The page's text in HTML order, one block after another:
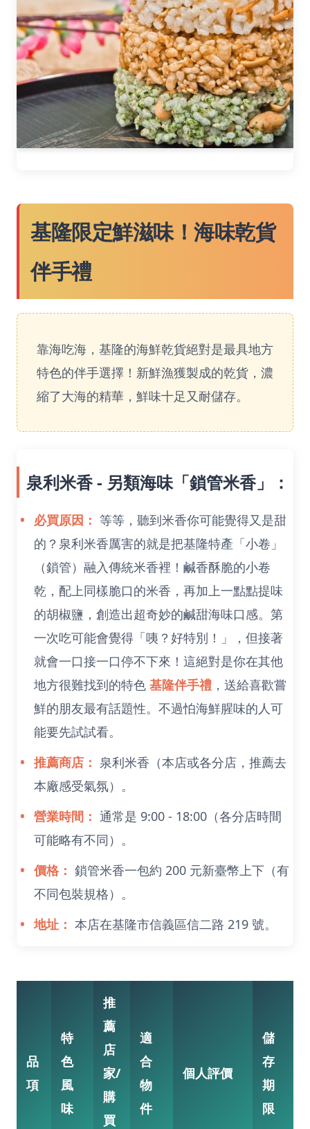
基隆限定鮮滋味！海味乾貨
伴手禮
靠海吃海，基隆的海鮮乾貨絕對是最具地方
特色的伴手選擇！新鮮漁獲製成的乾貨，濃
縮了大海的精華，鮮味十足又耐儲存。
泉利米香 - 另類海味「鎖管米香」：
必買原因： 等等，聽到米香你可能覺得又是甜
的？泉利米香厲害的就是把基隆特產「小卷」
（鎖管）融入傳統米香裡！鹹香酥脆的小卷
乾，配上同樣脆口的米香，再加上一點點提味
的胡椒鹽，創造出超奇妙的鹹甜海味口感。第
一次吃可能會覺得「咦？好特別！」，但接著
就會一口接一口停不下來！這絕對是你在其他
地方很難找到的特色 基隆伴手禮 ，送給喜歡嘗
鮮的朋友最有話題性。不過怕海鮮腥味的人可
能要先試試看。
推薦商店： 泉利米香（本店或各分店，推薦去
本廠感受氣氛）。
營業時間： 通常是 9:00 - 18:00（各分店時間
可能略有不同）。
價格： 鎖管米香一包約 200 元新臺幣上下（有
不同包裝規格）。
地址： 本店在基隆市信義區信二路 219 號。
品
項
特
色
風
味
推
薦
店
家/
購
買
適
合
物
件
個人評價
儲
存
期
限